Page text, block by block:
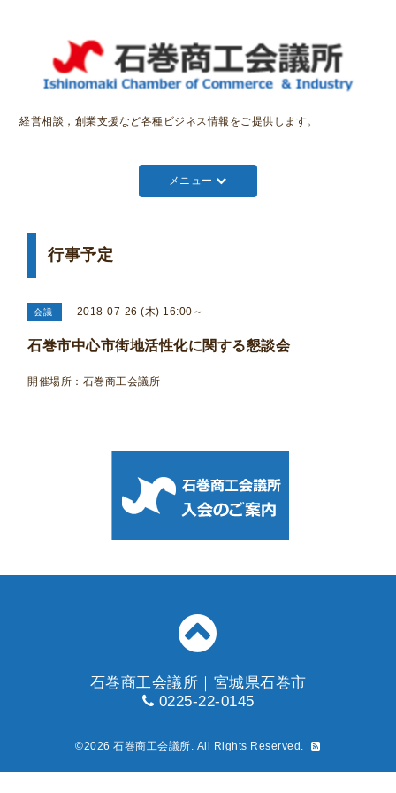
経営相談，創業支援など各種ビジネス情報をご提供します。
メニュー
行事予定
会議 2018-07-26 (木) 16:00～
石巻市中心市街地活性化に関する懇談会
開催場所：石巻商工会議所
石巻商工会議所｜宮城県石巻市
0225-22-0145
©2026石巻商工会議所. All Rights Reserved.